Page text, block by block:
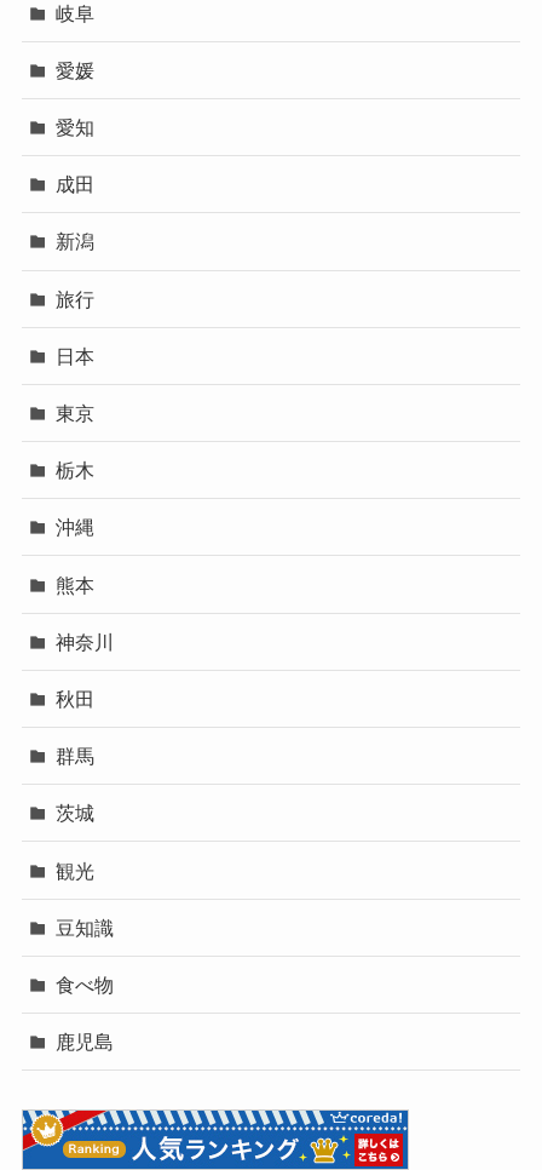
岐阜
愛媛
愛知
成田
新潟
旅行
日本
東京
栃木
沖縄
熊本
神奈川
秋田
群馬
茨城
観光
豆知識
食べ物
鹿児島